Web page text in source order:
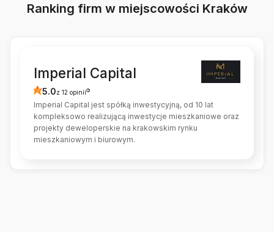
Ranking firm w miejscowości Kraków
Imperial Capital
5.0z 12 opinii ?
Imperial Capital jest spółką inwestycyjną, od 10 lat
kompleksowo realizującą inwestycje mieszkaniowe oraz
projekty deweloperskie na krakowskim rynku
mieszkaniowym i biurowym.